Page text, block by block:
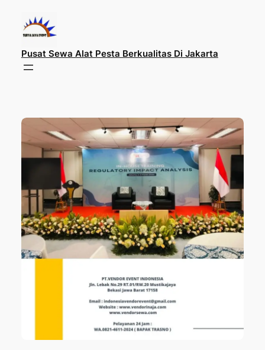
konten
Pusat Sewa Alat Pesta Berkualitas Di Jakarta